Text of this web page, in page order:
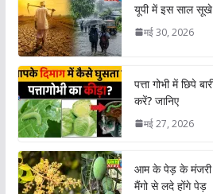
यूपी में इस साल
मई 30, 2026
पत्ता गोभी में छिपे
करें? जानिए
मई 27, 2026
आम के पेड़ के मंजरी
मैंगो से लदे होंगे पेड़